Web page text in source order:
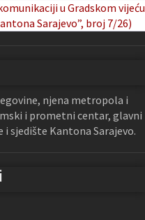
u Gradskom vijeću
Sarajevo”, broj 7/26)
njena metropola i
i prometni centar, glavni
i sjedište Kantona Sarajevo.